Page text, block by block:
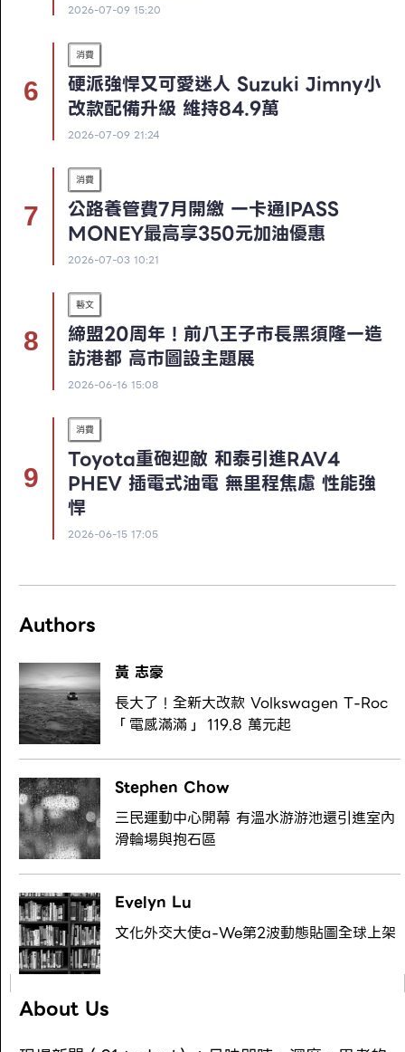
2026-07-09 15:20
消費
硬派強悍又可愛迷人 Suzuki Jimny小
改款配備升級 維持84.9萬
2026-07-09 21:24
消費
公路養管費7月開繳 一卡通iPASS
MONEY最高享350元加油優惠
2026-07-03 10:21
藝文
締盟20周年！前八王子市長黑須隆一造
訪港都 高市圖設主題展
2026-06-16 15:08
消費
Toyota重砲迎敵 和泰引進RAV4
PHEV 插電式油電 無里程焦慮 性能強
悍
2026-06-15 17:05
Authors
黃 志豪
長大了！全新大改款 Volkswagen T-Roc
「電感滿滿」 119.8 萬元起
Stephen Chow
三民運動中心開幕 有溫水游游池還引進室內
滑輪場與抱石區
Evelyn Lu
文化外交大使a-We第2波動態貼圖全球上架
About Us